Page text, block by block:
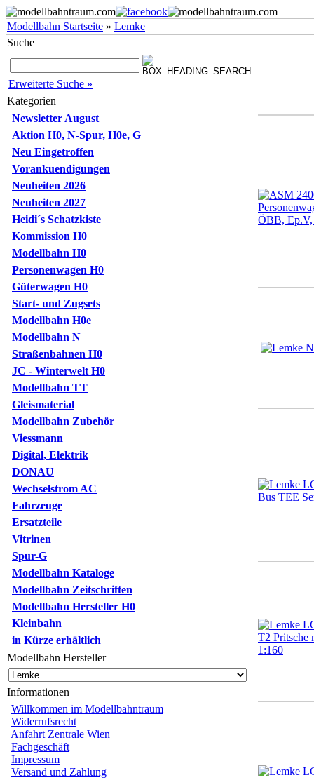
Modellbahn Startseite » Lemke
Suche
Erweiterte Suche »
Kategorien
Newsletter August
Aktion H0, N-Spur, H0e, G
Neu Eingetroffen
Vorankuendigungen
Neuheiten 2026
Neuheiten 2027
Heidi´s Schatzkiste
Kommission H0
Modellbahn H0
Personenwagen H0
Güterwagen H0
Start- und Zugsets
Modellbahn H0e
Modellbahn N
Straßenbahnen H0
JC - Winterwelt H0
Modellbahn TT
Gleismaterial
Modellbahn Zubehör
Viessmann
Digital, Elektrik
DONAU
Wechselstrom AC
Fahrzeuge
Ersatzteile
Vitrinen
Spur-G
Modellbahn Kataloge
Modellbahn Zeitschriften
Modellbahn Hersteller H0
Kleinbahn
in Kürze erhältlich
Modellbahn Hersteller
Informationen
Willkommen im Modellbahntraum
Widerrufsrecht
Anfahrt Zentrale Wien
Fachgeschäft
Impressum
Versand und Zahlung